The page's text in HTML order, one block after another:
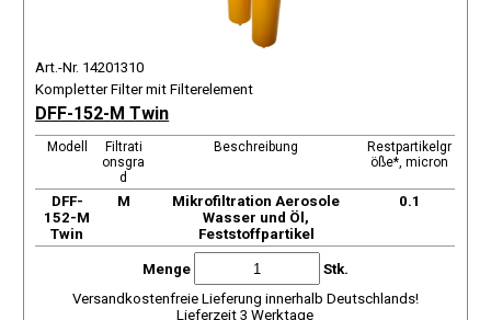
Art.-Nr. 14201310
Kompletter Filter mit Filterelement
DFF-152-M Twin
Modell
Filtrati
onsgra
d
Beschreibung
Restpartikelgr
öße*, micron
DFF-
152-M
Twin
М
Mikrofiltration Aerosole
Wasser und Öl,
Feststoffpartikel
0.1
Menge
Stk.
Versandkostenfreie Lieferung innerhalb Deutschlands!
Lieferzeit 3 Werktage